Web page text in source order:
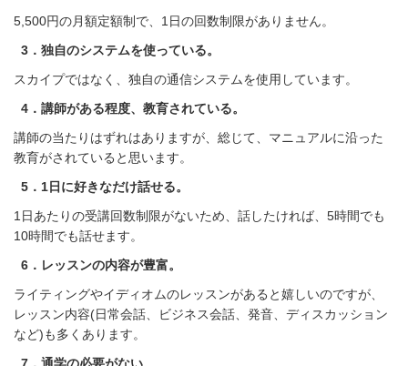
5,500円の月額定額制で、1日の回数制限がありません。
3．独自のシステムを使っている。
スカイプではなく、独自の通信システムを使用しています。
4．講師がある程度、教育されている。
講師の当たりはずれはありますが、総じて、マニュアルに沿った
教育がされていると思います。
5．1日に好きなだけ話せる。
1日あたりの受講回数制限がないため、話したければ、5時間でも
10時間でも話せます。
6．レッスンの内容が豊富。
ライティングやイディオムのレッスンがあると嬉しいのですが、
レッスン内容(日常会話、ビジネス会話、発音、ディスカッション
など)も多くあります。